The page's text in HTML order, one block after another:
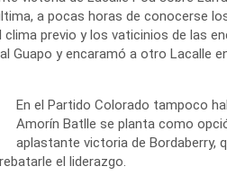
a pocas horas de conocerse
previo y los vaticinios de las
Guapo y encaramó a otro Lacalle
En el Partido Colorado tampoco
Amorín Batlle se planta como
aplastante victoria de Bordaberry,
el liderazgo.